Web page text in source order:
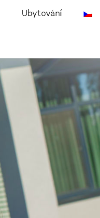
Ubytování